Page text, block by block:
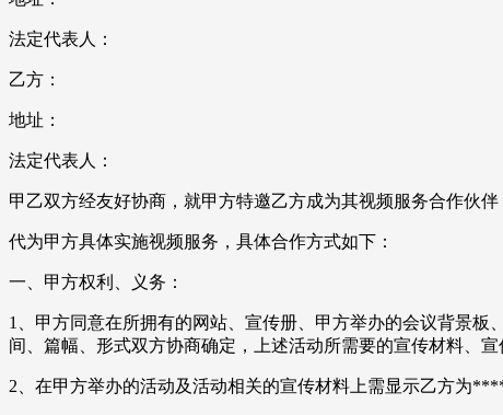
法定代表人：
乙方：
地址：
法定代表人：
甲乙双方经友好协商，就甲方特邀乙方成为其视频服务合作伙
代为甲方具体实施视频服务，具体合作方式如下：
一、甲方权利、义务：
1、甲方同意在所拥有的网站、宣传册、甲方举办的会议背景
间、篇幅、形式双方协商确定，上述活动所需要的宣传材料、
2、在甲方举办的活动及活动相关的宣传材料上需显示乙方为